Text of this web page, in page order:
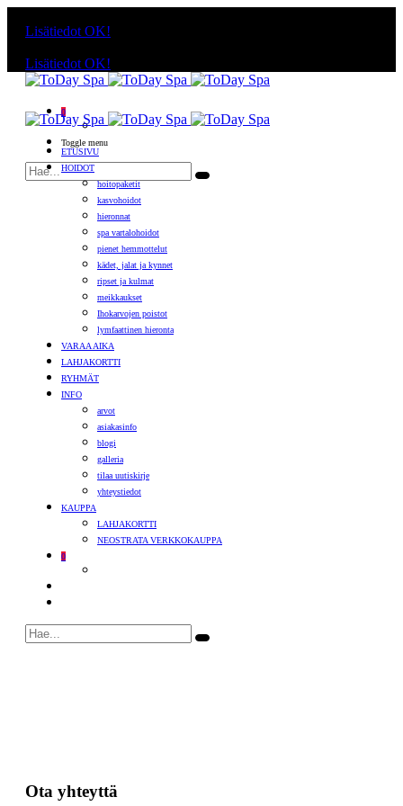
Lisätiedot OK!
Lisätiedot OK!
0
Toggle menu
ETUSIVU
HOIDOT
hoitopaketit
kasvohoidot
hieronnat
spa vartalohoidot
pienet hemmottelut
kädet, jalat ja kynnet
ripset ja kulmat
meikkaukset
Ihokarvojen poistot
lymfaattinen hieronta
VARAA AIKA
LAHJAKORTTI
RYHMÄT
INFO
arvot
asiakasinfo
blogi
galleria
tilaa uutiskirje
yhteystiedot
KAUPPA
LAHJAKORTTI
NEOSTRATA VERKKOKAUPPA
0
Ota yhteyttä